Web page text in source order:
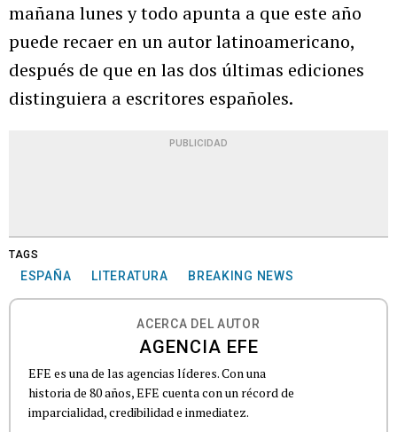
mañana lunes y todo apunta a que este año
puede recaer en un autor latinoamericano,
después de que en las dos últimas ediciones
distinguiera a escritores españoles.
PUBLICIDAD
TAGS
ESPAÑA LITERATURA BREAKING NEWS
ACERCA DEL AUTOR
AGENCIA EFE
EFE es una de las agencias líderes. Con una
historia de 80 años, EFE cuenta con un récord de
imparcialidad, credibilidad e inmediatez.